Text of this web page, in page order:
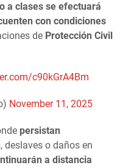
a clases se efectuará
con condiciones
de Protección Civil
c90kGrA4Bm
November 11, 2025
persistan
deslaves o daños en
a distancia